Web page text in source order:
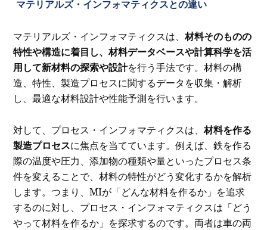
マテリアルズ・インフォマティクスとの違い
マテリアルズ・インフォマティクスは、材料そのものの
特性や構造に着目し、材料データベースや計算科学を活
用して新材料の探索や設計を行う手法です。材料の構
造、特性、製造プロセスに関するデータを収集・解析
し、最適な材料設計や性能予測を行います。
対して、プロセス・インフォマティクスは、材料を作る
製造プロセスに焦点を当てています。例えば、鉄を作る
際の温度や圧力、添加物の種類や量といったプロセス条
件を変えることで、材料の特性がどう変化するかを解析
します。つまり、MIが「どんな材料を作るか」を追求
するのに対し、プロセス・インフォマティクスは「どう
やって材料を作るか」を探求するのです。両者は車の両